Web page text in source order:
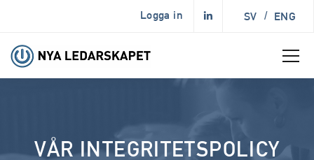
Logga in SV / ENG
VÅR INTEGRITETSPOLICY